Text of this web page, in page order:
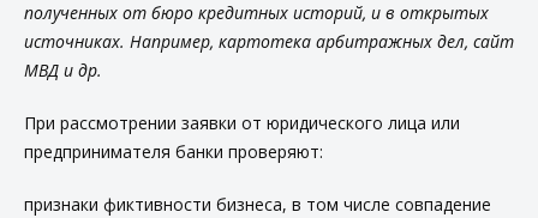
полученных от бюро кредитных историй, и в открытых
источниках. Например, картотека арбитражных дел, сайт
МВД и др.
При рассмотрении заявки от юридического лица или
предпринимателя банки проверяют:
признаки фиктивности бизнеса, в том числе совпадение